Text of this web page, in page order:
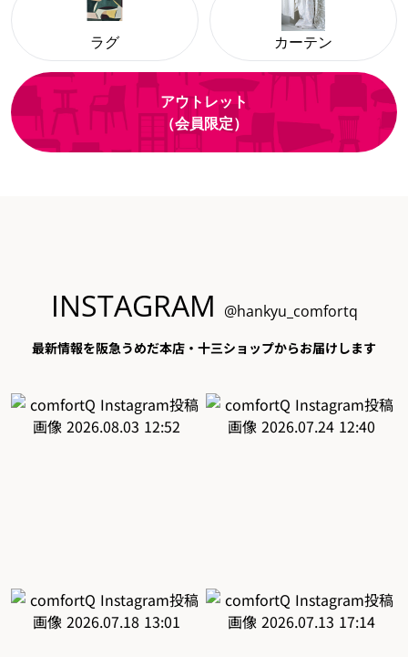
ラグ カーテン
アウトレット
（会員限定）
INSTAGRAM @hankyu_comfortq
最新情報を阪急うめだ本店・十三ショップからお届けします